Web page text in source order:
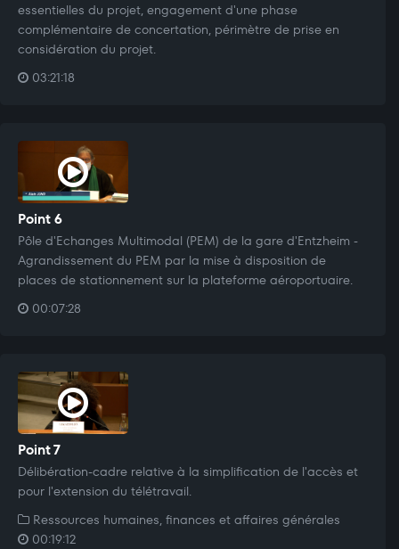
essentielles du projet, engagement d'une phase
complémentaire de concertation, périmètre de prise en
considération du projet.
03:21:18
Point 6
Pôle d'Echanges Multimodal (PEM) de la gare d'Entzheim -
Agrandissement du PEM par la mise à disposition de
places de stationnement sur la plateforme aéroportuaire.
00:07:28
Point 7
Délibération-cadre relative à la simplification de l'accès et
pour l'extension du télétravail.
Ressources humaines, finances et affaires générales
00:19:12